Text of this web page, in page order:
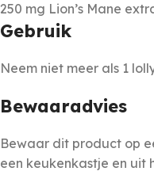
250 mg Lion’s Mane
Gebruik
Neem niet meer als 1
Bewaaradvies
Bewaar dit product op
een keukenkastje en uit